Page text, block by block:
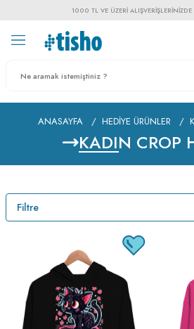
1000 TL VE ÜZERI
ANASAYFA / HEDIYE ÜRÜNLER /
KADIN CROP
Filtre